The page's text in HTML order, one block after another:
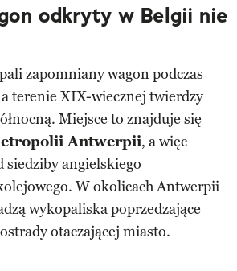
odkryty w Belgii nie
zapomniany wagon podczas
terenie XIX-wiecznej twierdzy
Miejsce to znajduje się
Antwerpii, a więc
siedziby angielskiego
W okolicach Antwerpii
wykopaliska poprzedzające
otaczającej miasto.